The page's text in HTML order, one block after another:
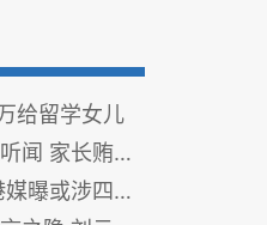
给留学女儿
长贿赂被捕
或涉四宗罪